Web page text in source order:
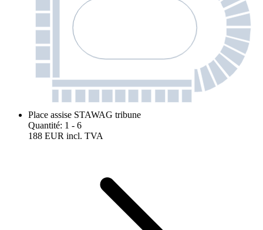
Place assise STAWAG tribune
Quantité: 1 - 6
188 EUR incl. TVA